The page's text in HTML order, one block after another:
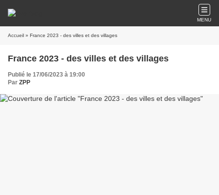
MENU
Accueil » France 2023 - des villes et des villages
France 2023 - des villes et des villages
Publié le 17/06/2023 à 19:00
Par ZPP